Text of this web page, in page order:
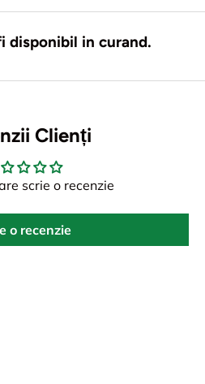
disponibil in curand.
Clienți
scrie o recenzie
o recenzie